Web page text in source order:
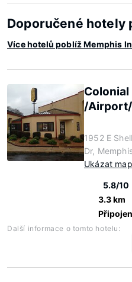
Doporučené hotely
Více hotelů poblíž Memphis
Colonial
/
1952 E
Dr,
Ukázat
5.8/10
3.3 km
Další informace o tomto hotelu: